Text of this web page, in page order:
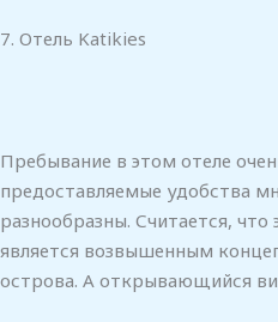
7. Отель Katikies
Пребывание в этом отеле
предоставляемые удобства
разнообразны. Считается,
является возвышенным
острова. А открывающийся